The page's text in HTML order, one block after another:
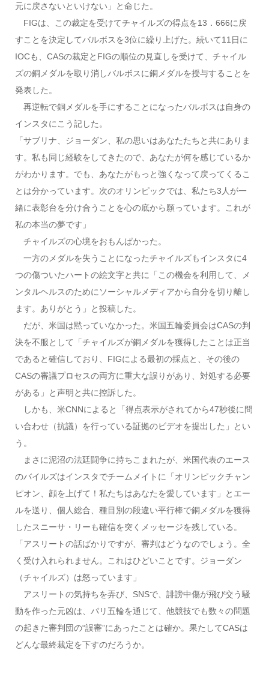
元に戻さないといけない」と命じた。
FIGは、この裁定を受けてチャイルズの得点を13．666に戻
すことを決定してバルボスを3位に繰り上げた。続いて11日に
IOCも、CASの裁定とFIGの順位の見直しを受けて、チャイル
ズの銅メダルを取り消しバルボスに銅メダルを授与することを
発表した。
再逆転で銅メダルを手にすることになったバルボスは自身の
インスタにこう記した。
「サブリナ、ジョーダン、私の思いはあなたたちと共にありま
す。私も同じ経験をしてきたので、あなたが何を感じているか
がわかります。でも、あなたがもっと強くなって戻ってくるこ
とは分かっています。次のオリンピックでは、私たち3人が一
緒に表彰台を分け合うことを心の底から願っています。これが
私の本当の夢です」
チャイルズの心境をおもんぱかった。
一方のメダルを失うことになったチャイルズもインスタに4
つの傷ついたハートの絵文字と共に「この機会を利用して、メ
ンタルヘルスのためにソーシャルメディアから自分を切り離し
ます。ありがとう」と投稿した。
だが、米国は黙っていなかった。米国五輪委員会はCASの判
決を不服として「チャイルズが銅メダルを獲得したことは正当
であると確信しており、FIGによる最初の採点と、その後の
CASの審議プロセスの両方に重大な誤りがあり、対処する必要
がある」と声明と共に控訴した。
しかも、米CNNによると「得点表示がされてから47秒後に問
い合わせ（抗議）を行っている証拠のビデオを提出した」とい
う。
まさに泥沼の法廷闘争に持ちこまれたが、米国代表のエース
のバイルズはインスタでチームメイトに「オリンピックチャン
ピオン、顔を上げて！私たちはあなたを愛しています」とエー
ルを送り、個人総合、種目別の段違い平行棒で銅メダルを獲得
したスニーサ・リーも確信を突くメッセージを残している。
「アスリートの話ばかりですが、審判はどうなのでしょう。全
く受け入れられません。これはひどいことです。ジョーダン
（チャイルズ）は怒っています」
アスリートの気持ちを弄び、SNSで、誹謗中傷が飛び交う騒
動を作った元凶は、パリ五輪を通じて、他競技でも数々の問題
の起きた審判団の“誤審”にあったことは確か。果たしてCASは
どんな最終裁定を下すのだろうか。